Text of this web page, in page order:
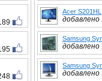
Acer S201HL
добавлено
Samsung
добавлено
Samsung
добавлено